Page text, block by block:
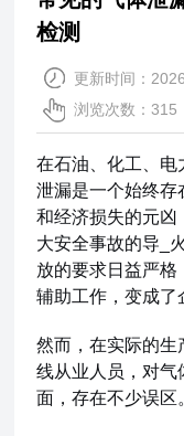
检测
更新时间：
浏览次数：315
在石油、化工、电
泄漏是一个始终存
和经济损失的元凶
大安全事故的导_
放的要求日益严格
辅助工作，变成了
然而，在实际的生
线从业人员，对气
面，存在不少误区